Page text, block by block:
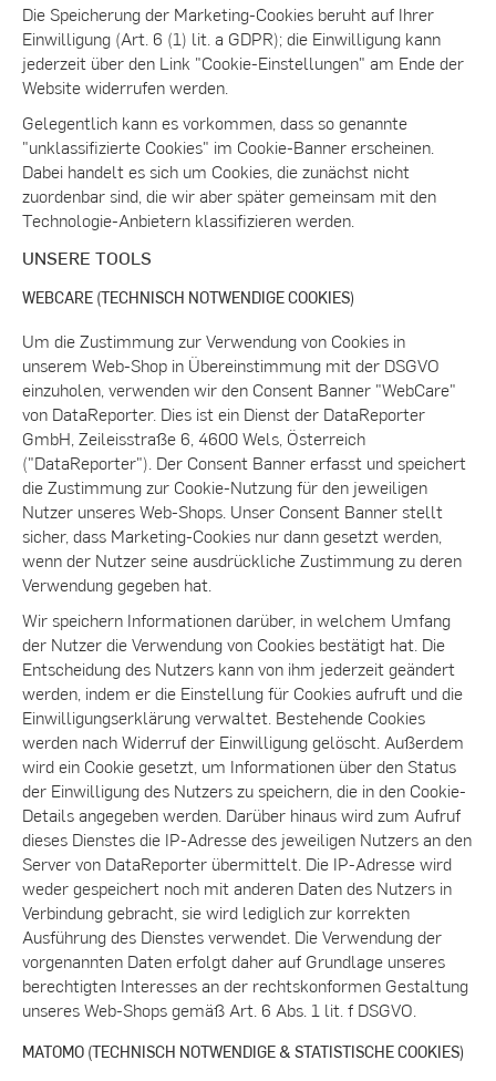
Die Speicherung der Marketing-Cookies beruht auf Ihrer
Einwilligung (Art. 6 (1) lit. a GDPR); die Einwilligung kann
jederzeit über den Link "Cookie-Einstellungen" am Ende der
Website widerrufen werden.
Gelegentlich kann es vorkommen, dass so genannte
"unklassifizierte Cookies" im Cookie-Banner erscheinen.
Dabei handelt es sich um Cookies, die zunächst nicht
zuordenbar sind, die wir aber später gemeinsam mit den
Technologie-Anbietern klassifizieren werden.
UNSERE TOOLS
WEBCARE (TECHNISCH NOTWENDIGE COOKIES)
Um die Zustimmung zur Verwendung von Cookies in
unserem Web-Shop in Übereinstimmung mit der DSGVO
einzuholen, verwenden wir den Consent Banner "WebCare"
von DataReporter. Dies ist ein Dienst der DataReporter
GmbH, Zeileisstraße 6, 4600 Wels, Österreich
("DataReporter"). Der Consent Banner erfasst und speichert
die Zustimmung zur Cookie-Nutzung für den jeweiligen
Nutzer unseres Web-Shops. Unser Consent Banner stellt
sicher, dass Marketing-Cookies nur dann gesetzt werden,
wenn der Nutzer seine ausdrückliche Zustimmung zu deren
Verwendung gegeben hat.
Wir speichern Informationen darüber, in welchem Umfang
der Nutzer die Verwendung von Cookies bestätigt hat. Die
Entscheidung des Nutzers kann von ihm jederzeit geändert
werden, indem er die Einstellung für Cookies aufruft und die
Einwilligungserklärung verwaltet. Bestehende Cookies
werden nach Widerruf der Einwilligung gelöscht. Außerdem
wird ein Cookie gesetzt, um Informationen über den Status
der Einwilligung des Nutzers zu speichern, die in den Cookie-
Details angegeben werden. Darüber hinaus wird zum Aufruf
dieses Dienstes die IP-Adresse des jeweiligen Nutzers an den
Server von DataReporter übermittelt. Die IP-Adresse wird
weder gespeichert noch mit anderen Daten des Nutzers in
Verbindung gebracht, sie wird lediglich zur korrekten
Ausführung des Dienstes verwendet. Die Verwendung der
vorgenannten Daten erfolgt daher auf Grundlage unseres
berechtigten Interesses an der rechtskonformen Gestaltung
unseres Web-Shops gemäß Art. 6 Abs. 1 lit. f DSGVO.
MATOMO (TECHNISCH NOTWENDIGE & STATISTISCHE COOKIES)